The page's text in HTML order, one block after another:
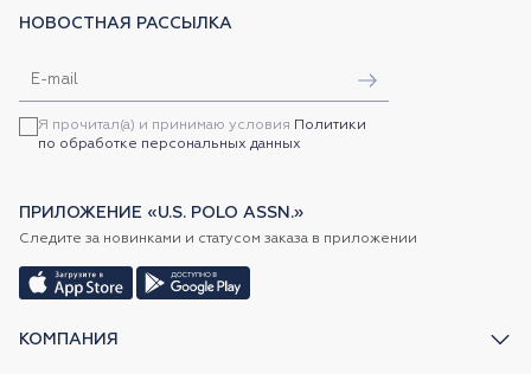
КОМПАНИЯ
НОВОСТНАЯ РАССЫЛКА
Я прочитал(а) и принимаю условия Политики
по обработке персональных данных
ПРИЛОЖЕНИЕ «U.S. POLO ASSN.»
Следите за новинками и статусом заказа в приложении